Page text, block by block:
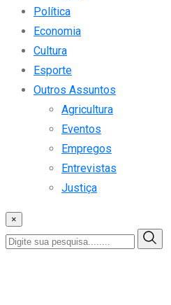
Política
Economia
Cultura
Esporte
Outros Assuntos
Agricultura
Eventos
Empregos
Entrevistas
Justiça
×